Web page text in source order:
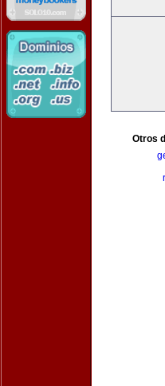
Otros